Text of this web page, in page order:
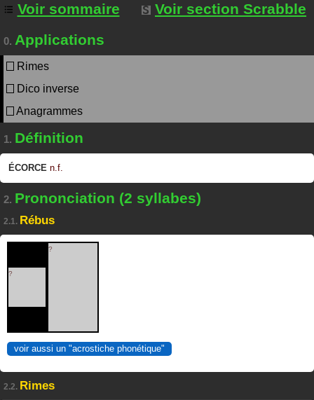
Voir sommaire
Voir section Scrabble
0. Applications
Rimes
Dico inverse
Anagrammes
1. Définition
ÉCORCE n.f.
2. Prononciation (2 syllabes)
2.1. Rébus
?
?
voir aussi un "acrostiche phonétique"
2.2. Rimes